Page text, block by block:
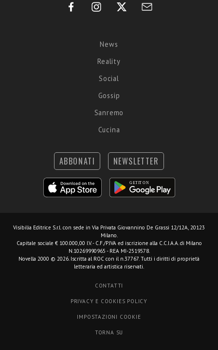
News
Reality
Social
Gossip
Sanremo
Cucina
ABBONATI NEWSLETTER
Visibilia Editrice S.r.l. con sede in Via Privata Giovannino De Grassi 12/12A, 20123
Milano.
Capitale sociale € 100.000,00 I.V. - C.F./P.IVA ed iscrizione alla C.C.I.A.A. di Milano
N.10269990965 - REA MI-2519578.
Novella 2000 © 2026. Iscritta al ROC con il n.37767. Tutti i diritti di proprietà
letteraria ed artistica riservati.
CONTATTI
PRIVACY E COOKIES POLICY
IMPOSTAZIONI COOKIE
TORNA SU